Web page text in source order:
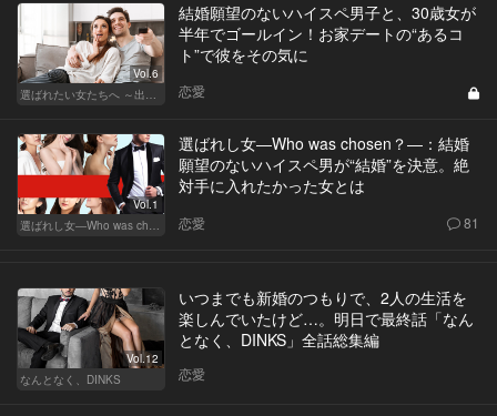
Vol.6
選ばれたい女たちへ ～出会いから結婚まで～
結婚願望のないハイスペ男子と、30歳女が
半年でゴールイン！お家デートの“あるコ
ト”で彼をその気に
恋愛
Vol.1
選ばれし女―Who was chosen？―
選ばれし女―Who was chosen？―：結婚
願望のないハイスペ男が“結婚”を決意。絶
対手に入れたかった女とは
恋愛 81
Vol.12
なんとなく、DINKS
いつまでも新婚のつもりで、2人の生活を
楽しんでいたけど…。明日で最終話「なん
となく、DINKS」全話総集編
恋愛